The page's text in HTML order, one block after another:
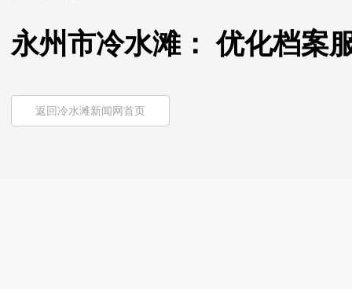
永州市冷水滩： 优化档案
返回冷水滩新闻网首页